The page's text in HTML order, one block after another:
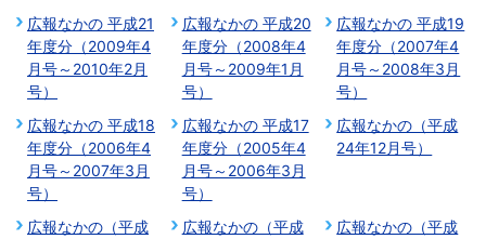
広報なかの 平成21
年度分（2009年4
月号～2010年2月
号）
広報なかの 平成20
年度分（2008年4
月号～2009年1月
号）
広報なかの 平成19
年度分（2007年4
月号～2008年3月
号）
広報なかの 平成18
年度分（2006年4
月号～2007年3月
号）
広報なかの 平成17
年度分（2005年4
月号～2006年3月
号）
広報なかの（平成
24年12月号）
広報なかの（平成
広報なかの（平成
広報なかの（平成